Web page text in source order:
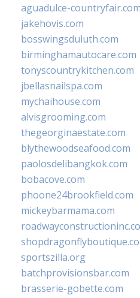
aguadulce-countryfair.com
jakehovis.com
bosswingsduluth.com
birminghamautocare.com
tonyscountrykitchen.com
jbellasnailspa.com
mychaihouse.com
alvisgrooming.com
thegeorginaestate.com
blythewoodseafood.com
paolosdelibangkok.com
bobacove.com
phoone24brookfield.com
mickeybarmama.com
sportszilla.org
batchprovisionsbar.com
brasserie-gobette.com